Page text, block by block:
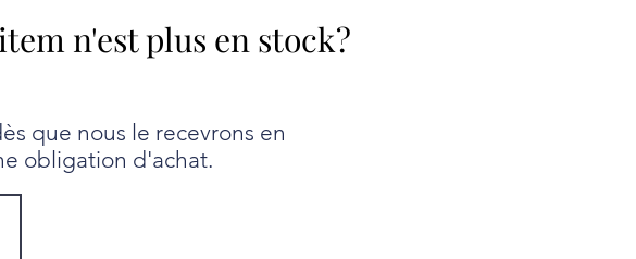
n'est plus en stock?
que nous le recevrons en
obligation d'achat.